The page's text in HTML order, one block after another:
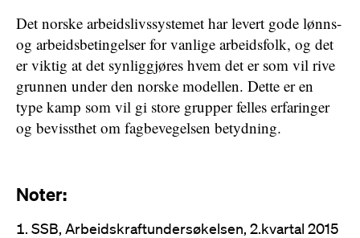
Det norske arbeidslivssystemet har levert gode lønns-
og arbeidsbetingelser for vanlige arbeidsfolk, og det
er viktig at det synliggjøres hvem det er som vil rive
grunnen under den norske modellen. Dette er en
type kamp som vil gi store grupper felles erfaringer
og bevissthet om fagbevegelsen betydning.
Noter:
SSB, Arbeidskraftundersøkelsen, 2.kvartal 2015